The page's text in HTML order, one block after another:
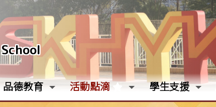
品德教育 活動點滴 學生支援